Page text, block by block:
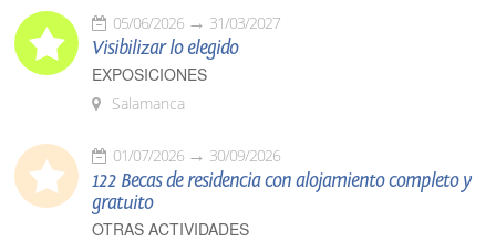
05/06/2026 31/03/2027
Visibilizar lo elegido
EXPOSICIONES
Salamanca
01/07/2026 30/09/2026
122 Becas de residencia con alojamiento completo y
gratuito
OTRAS ACTIVIDADES